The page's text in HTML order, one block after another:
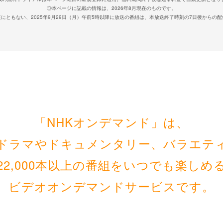
◎本ページに記載の情報は、 2026年8 月現在のものです。
ともない、2025年9月29日（月）午前5時以降に放送の番組は、本放送終了時刻の7日後からの配
「NHKオンデマンド」は、
ラマやドキュメンタリー、 バラエテ
本以上の番組をいつでも楽しめ
ビデオオンデマンドサービスです。